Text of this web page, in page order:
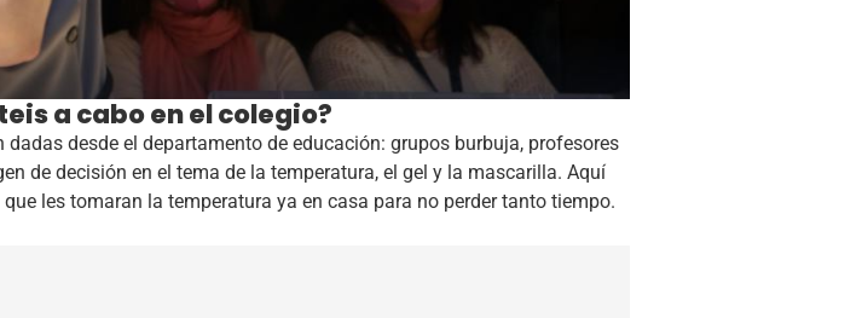
a cabo en el colegio?
dadas desde el departamento de educación: grupos burbuja, profesores
de decisión en el tema de la temperatura, el gel y la mascarilla. Aquí
que les tomaran la temperatura ya en casa para no perder tanto tiempo.